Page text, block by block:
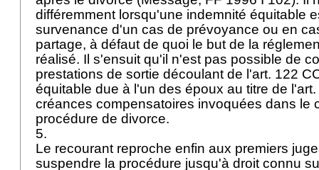
différemment lorsqu'une indemnité équitable
survenance d'un cas de prévoyance ou en
partage, à défaut de quoi le but de la
réalisé. Il s'ensuit qu'il n'est pas possible de
prestations de sortie découlant de l'art. 122
équitable due à l'un des époux au titre de l'
créances compensatoires invoquées dans le
procédure de divorce.
5.
Le recourant reproche enfin aux premiers
suspendre la procédure jusqu'à droit connu